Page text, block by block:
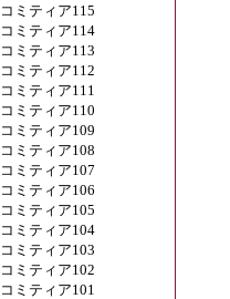
コミティア115
コミティア114
コミティア113
コミティア112
コミティア111
コミティア110
コミティア109
コミティア108
コミティア107
コミティア106
コミティア105
コミティア104
コミティア103
コミティア102
コミティア101